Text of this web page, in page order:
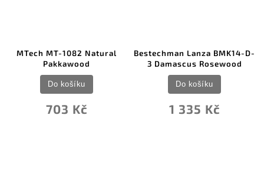
MTech MT-1082 Natural
Pakkawood
703 Kč
Do košíku
Bestechman Lanza BMK14-D-
3 Damascus Rosewood
1 335 Kč
Do košíku